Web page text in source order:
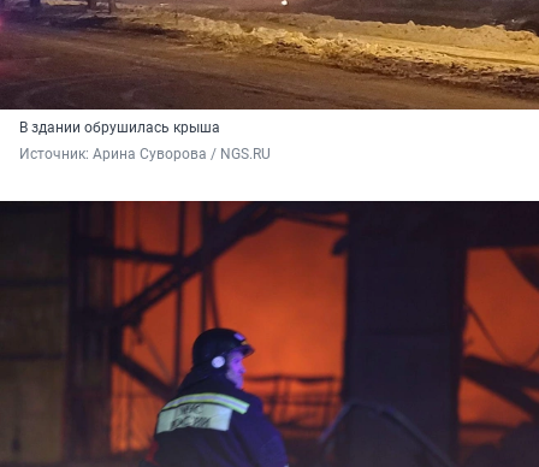
В здании обрушилась крыша
Источник: Арина Суворова / NGS.RU